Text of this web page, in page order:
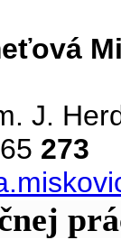
J.
273